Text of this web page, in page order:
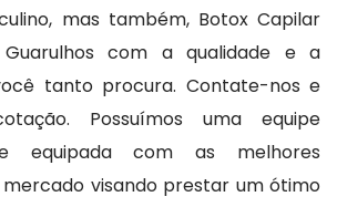
mas também, Botox Capilar
com a qualidade e a
tanto procura. Contate-nos e
Possuímos uma equipe
e equipada com as melhores
visando prestar um ótimo